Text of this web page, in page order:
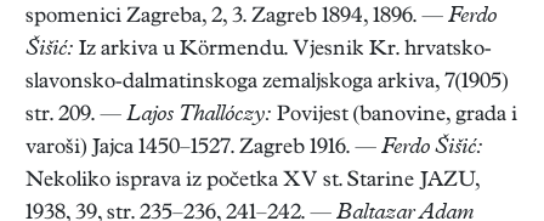
spomenici Zagreba, 2, 3. Zagreb 1894, 1896. — Ferdo
Šišić: Iz arkiva u Körmendu. Vjesnik Kr. hrvatsko-
slavonsko-dalmatinskoga zemaljskoga arkiva, 7(1905)
str. 209. — Lajos Thallóczy: Povijest (banovine, grada i
varoši) Jajca 1450–1527. Zagreb 1916. — Ferdo Šišić:
Nekoliko isprava iz početka XV st. Starine JAZU,
1938, 39, str. 235–236, 241–242. — Baltazar Adam